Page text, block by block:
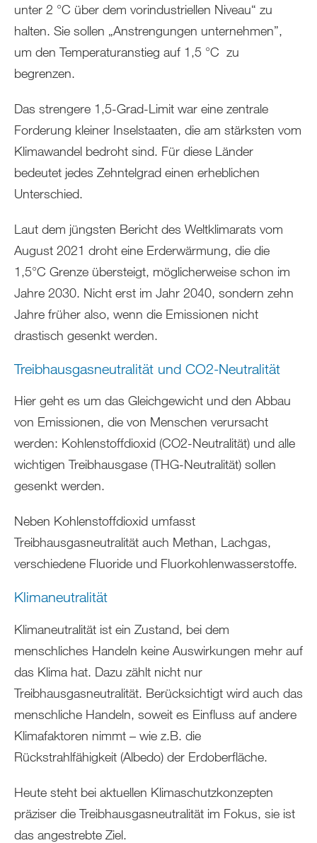
unter 2 °C über dem vorindustriellen Niveau“ zu
halten. Sie sollen „Anstrengungen unternehmen”,
um den Temperaturanstieg auf 1,5 °C zu
begrenzen.
Das strengere 1,5-Grad-Limit war eine zentrale
Forderung kleiner Inselstaaten, die am stärksten vom
Klimawandel bedroht sind. Für diese Länder
bedeutet jedes Zehntelgrad einen erheblichen
Unterschied.
Laut dem jüngsten Bericht des Weltklimarats vom
August 2021 droht eine Erderwärmung, die die
1,5°C Grenze übersteigt, möglicherweise schon im
Jahre 2030. Nicht erst im Jahr 2040, sondern zehn
Jahre früher also, wenn die Emissionen nicht
drastisch gesenkt werden.
Treibhausgasneutralität und CO2-Neutralität
Hier geht es um das Gleichgewicht und den Abbau
von Emissionen, die von Menschen verursacht
werden: Kohlenstoffdioxid (CO2-Neutralität) und alle
wichtigen Treibhausgase (THG-Neutralität) sollen
gesenkt werden.
Neben Kohlenstoffdioxid umfasst
Treibhausgasneutralität auch Methan, Lachgas,
verschiedene Fluoride und Fluorkohlenwasserstoffe.
Klimaneutralität
Klimaneutralität ist ein Zustand, bei dem
menschliches Handeln keine Auswirkungen mehr auf
das Klima hat. Dazu zählt nicht nur
Treibhausgasneutralität. Berücksichtigt wird auch das
menschliche Handeln, soweit es Einfluss auf andere
Klimafaktoren nimmt – wie z.B. die
Rückstrahlfähigkeit (Albedo) der Erdoberfläche.
Heute steht bei aktuellen Klimaschutzkonzepten
präziser die Treibhausgasneutralität im Fokus, sie ist
das angestrebte Ziel.